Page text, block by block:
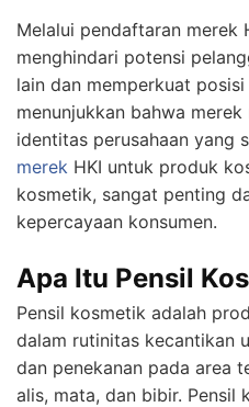
Melalui pendaftaran merek
menghindari potensi
lain dan memperkuat
menunjukkan bahwa
identitas perusahaan yang
merek HKI untuk produk
kosmetik, sangat penting
kepercayaan konsumen.
Apa Itu Pensil
Pensil kosmetik adalah
dalam rutinitas kecantikan
dan penekanan pada area
alis, mata, dan bibir. Pensil